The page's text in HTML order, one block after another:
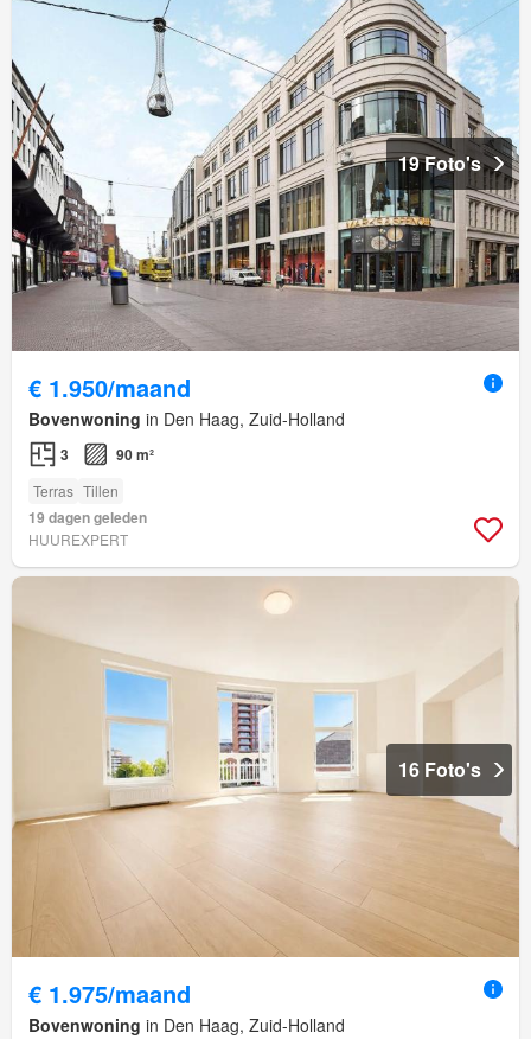
19 Foto's
€ 1.950/maand
Bovenwoning in Den Haag, Zuid-Holland
3 90 m²
Terras Tillen
19 dagen geleden
HUUREXPERT
16 Foto's
€ 1.975/maand
Bovenwoning in Den Haag, Zuid-Holland